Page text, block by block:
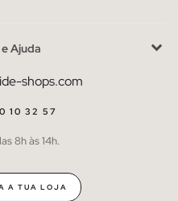
Ajuda
shops.com
10 32 57
8h às 14h.
A TUA LOJA